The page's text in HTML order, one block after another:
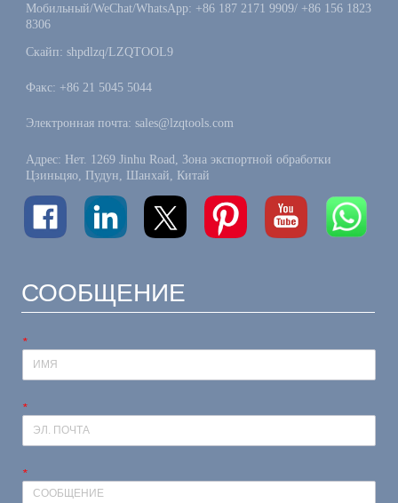
Мобильный/WeChat/WhatsApp: +86 187 2171 9909/ +86 156 1823
8306
Скайп: shpdlzq/LZQTOOL9
Факс: +86 21 5045 5044
Электронная почта: sales@lzqtools.com
Адрес: Нет. 1269 Jinhu Road, Зона экспортной обработки
Цзиньцяо, Пудун, Шанхай, Китай
СООБЩЕНИЕ
*
*
*